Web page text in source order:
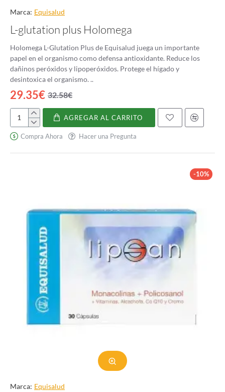
Marca: Equisalud
L-glutation plus Holomega
Holomega L-Glutation Plus de Equisalud juega un importante
papel en el organismo como defensa antioxidante. Reduce los
dañinos peróxidos y lipoperóxidos. Protege el hígado y
desintoxica el organismo. ..
29.35€ 32.58€
glutation
plus
Holomega
AGREGAR AL CARRITO
Compra Ahora Hacer una Pregunta
-10%
Marca: Equisalud